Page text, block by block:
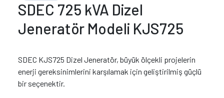
SDEC 725 kVA Dizel
Jeneratör Modeli KJS725
SDEC KJS725 Dizel Jeneratör, büyük ölçekli projelerin
enerji gereksinimlerini karşılamak için geliştirilmiş güçlü
bir seçenektir.